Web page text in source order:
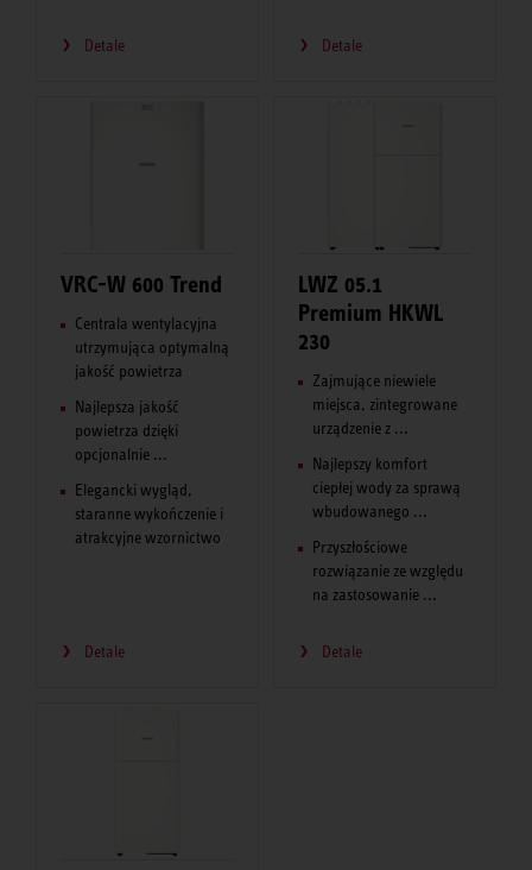
Detale Detale
VRC-W 600 Trend
Centrala wentylacyjna
utrzymująca optymalną
jakość powietrza
Najlepsza jakość
powietrza dzięki
opcjonalnie ...
Elegancki wygląd,
staranne wykończenie i
atrakcyjne wzornictwo
Detale
LWZ 05.1
Premium HKWL
230
Zajmujące niewiele
miejsca, zintegrowane
urządzenie z ...
Najlepszy komfort
ciepłej wody za sprawą
wbudowanego ...
Przyszłościowe
rozwiązanie ze względu
na zastosowanie ...
Detale